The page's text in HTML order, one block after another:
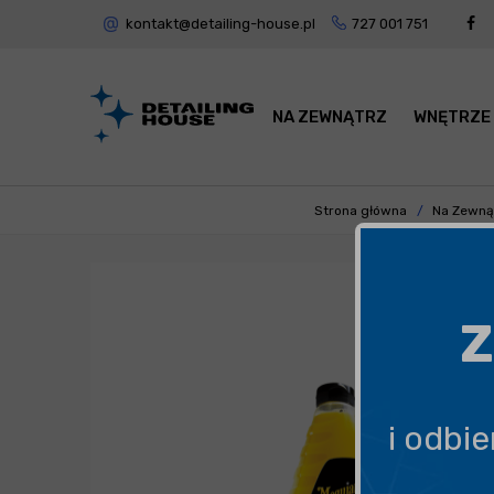
kontakt@detailing-house.pl 727 001 751
NA ZEWNĄTRZ WNĘTRZE
Strona główna Na
i